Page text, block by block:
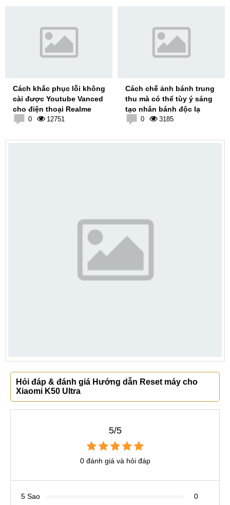
Cách khắc phục lỗi không
cài được Youtube Vanced
cho điện thoại Realme
0 12751
Cách chế ảnh bánh trung
thu mà có thể tùy ý sáng
tạo nhân bánh độc lạ
0 3185
Hỏi đáp & đánh giá Hướng dẫn Reset máy cho
Xiaomi K50 Ultra
5/5
0 đánh giá và hỏi đáp
5 Sao
0